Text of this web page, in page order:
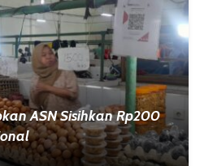
ASN Sisihkan Rp200